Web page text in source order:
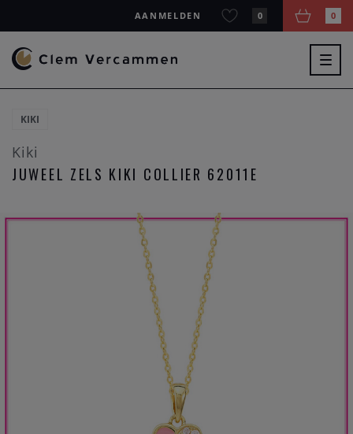
AANMELDEN 0 0
KIKI
Kiki
JUWEEL ZELS KIKI COLLIER 62011E